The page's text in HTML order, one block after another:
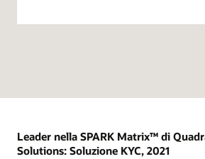
Leader nella SPARK Matrix™ di
Solutions: Soluzione KYC, 2021